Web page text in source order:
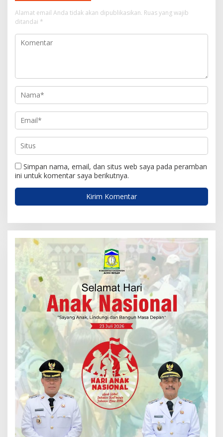
i
p
o
Alamat email Anda tidak akan dipublikasikan. Ruas yang wajib
ditandai *
Simpan nama, email, dan situs web saya pada peramban
ini untuk komentar saya berikutnya.